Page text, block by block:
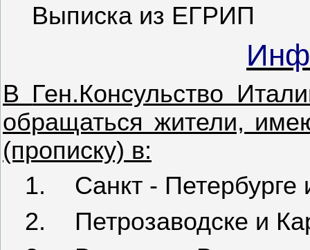
Выписка из ЕГРИП
В Ген.Консульство
обращаться жители,
(прописку) в:
1.
Санкт - Петербурге
2.
Петрозаводске и